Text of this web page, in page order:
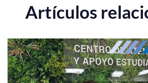
Artículos